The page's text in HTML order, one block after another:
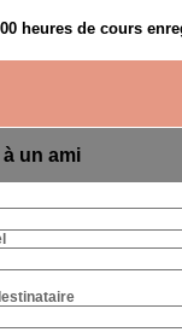
heures de cours
un ami